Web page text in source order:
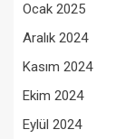
Ocak 2025
Aralık 2024
Kasım 2024
Ekim 2024
Eylül 2024